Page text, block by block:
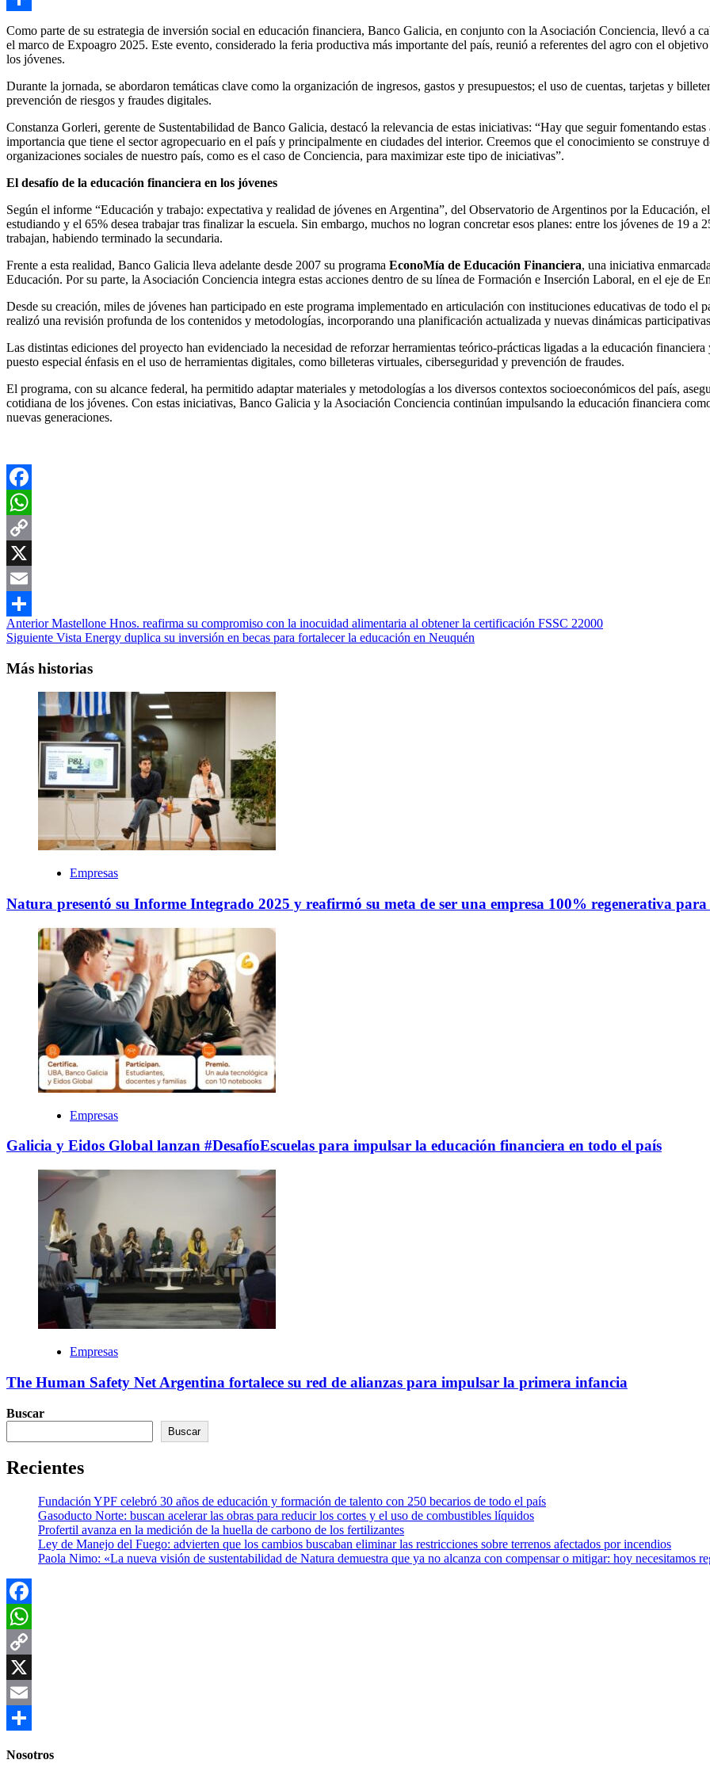
Compartir
Como parte de su estrategia de inversión social en educación financiera, Banco Galicia, en conjunto con la Asociación Conciencia, llevó a
el marco de Expoagro 2025. Este evento, considerado la feria productiva más importante del país, reunió a referentes del agro con el
los jóvenes.
Durante la jornada, se abordaron temáticas clave como la organización de ingresos, gastos y presupuestos; el uso de cuentas, tarjetas y
prevención de riesgos y fraudes digitales.
Constanza Gorleri, gerente de Sustentabilidad de Banco Galicia, destacó la relevancia de estas iniciativas: “Hay que seguir fomentando
importancia que tiene el sector agropecuario en el país y principalmente en ciudades del interior. Creemos que el conocimiento se construye
organizaciones sociales de nuestro país, como es el caso de Conciencia, para maximizar este tipo de iniciativas”.
El desafío de la educación financiera en los jóvenes
Según el informe “Educación y trabajo: expectativa y realidad de jóvenes en Argentina”, del Observatorio de Argentinos por la Educación,
estudiando y el 65% desea trabajar tras finalizar la escuela. Sin embargo, muchos no logran concretar esos planes: entre los jóvenes de 19
trabajan, habiendo terminado la secundaria.
Frente a esta realidad, Banco Galicia lleva adelante desde 2007 su programa EconoMía de Educación Financiera, una iniciativa
Educación. Por su parte, la Asociación Conciencia integra estas acciones dentro de su línea de Formación e Inserción Laboral, en el eje de
Desde su creación, miles de jóvenes han participado en este programa implementado en articulación con instituciones educativas de todo el
realizó una revisión profunda de los contenidos y metodologías, incorporando una planificación actualizada y nuevas dinámicas
Las distintas ediciones del proyecto han evidenciado la necesidad de reforzar herramientas teórico-prácticas ligadas a la educación
puesto especial énfasis en el uso de herramientas digitales, como billeteras virtuales, ciberseguridad y prevención de fraudes.
El programa, con su alcance federal, ha permitido adaptar materiales y metodologías a los diversos contextos socioeconómicos del país,
cotidiana de los jóvenes. Con estas iniciativas, Banco Galicia y la Asociación Conciencia continúan impulsando la educación financiera
nuevas generaciones.
Facebook
WhatsApp
Copy
Link
X
Email
Compartir
Navegación
de
entradas
AnteriorMastellone Hnos. reafirma su compromiso con la inocuidad alimentaria al obtener la certificación FSSC 22000
Siguiente Vista Energy duplica su inversión en becas para fortalecer la educación en Neuquén
Más historias
Empresas
Natura presentó su Informe Integrado 2025 y reafirmó su meta de ser una empresa 100% regenerativa para
Empresas
Galicia y Eidos Global lanzan #DesafíoEscuelas para impulsar la educación financiera en todo el país
Empresas
The Human Safety Net Argentina fortalece su red de alianzas para impulsar la primera infancia
Buscar
Buscar
Recientes
Fundación YPF celebró 30 años de educación y formación de talento con 250 becarios de todo el país
Gasoducto Norte: buscan acelerar las obras para reducir los cortes y el uso de combustibles líquidos
Profertil avanza en la medición de la huella de carbono de los fertilizantes
Ley de Manejo del Fuego: advierten que los cambios buscaban eliminar las restricciones sobre terrenos afectados por incendios
Paola Nimo: «La nueva visión de sustentabilidad de Natura demuestra que ya no alcanza con compensar o mitigar: hoy necesitamos
Facebook
WhatsApp
Copy
Link
X
Email
Nosotros